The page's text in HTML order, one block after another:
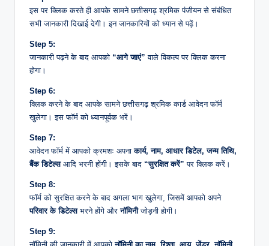
इस पर क्लिक करते ही आपके सामने छत्तीसगढ़ श्रमिक पंजीयन से संबंधित
सभी जानकारी दिखाई देगी। इन जानकारियों को ध्यान से पढ़ें।
Step 5:
जानकारी पढ़ने के बाद आपको “आगे जाएं” वाले विकल्प पर क्लिक करना
होगा।
Step 6:
क्लिक करने के बाद आपके सामने छत्तीसगढ़ श्रमिक कार्ड आवेदन फॉर्म
खुलेगा। इस फॉर्म को ध्यानपूर्वक भरें।
Step 7:
आवेदन फॉर्म में आपको क्रमशः अपनाकार्य, नाम, आधार डिटेल, जन्म तिथि,
बैंक डिटेल्सआदि भरनी होंगी। इसके बाद “सुरक्षित करें” पर क्लिक करें।
Step 8:
फॉर्म को सुरक्षित करने के बाद अगला भाग खुलेगा, जिसमें आपको अपने
परिवार के डिटेल्सभरने होंगे औरनॉमिनीजोड़नी होगी।
Step 9: